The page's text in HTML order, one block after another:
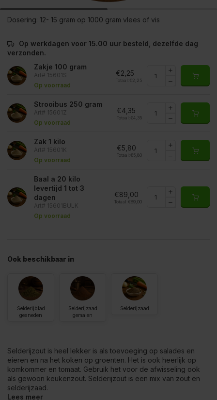
Dosering: 12- 15 gram op 1000 gram vlees of vis
Op werkdagen voor 15.00 uur besteld, dezelfde dag
verzonden.
Zakje 100 gram
Art# 15601S
Op voorraad
€2,25
Totaal: €2,25
Strooibus 250 gram
Art# 15601Z
Op voorraad
€4,35
Totaal: €4,35
Zak 1 kilo
Art# 15601K
Op voorraad
€5,80
Totaal: €5,80
Baal a 20 kilo
levertijd 1 tot 3
dagen
Art# 15601BULK
Op voorraad
€89,00
Totaal: €89,00
Ook beschikbaar in
Selderijblad
gesneden
Selderijzaad
gemalen
Selderijzaad
Selderijzout is heel lekker is als toevoeging op salades en
eieren en na het koken op groenten. Het is ook heerlijk op
komkommer en tomaat. Gebruik het voor de afwisseling ook
als gewoon keukenzout. Selderijzout is een mix van zout en
selderijzaad.
Lees meer